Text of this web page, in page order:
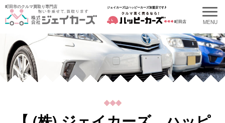
町田市のクルマ買取り専門店 ジェイカーズはハッピーカーズ加盟店です♪
町田店